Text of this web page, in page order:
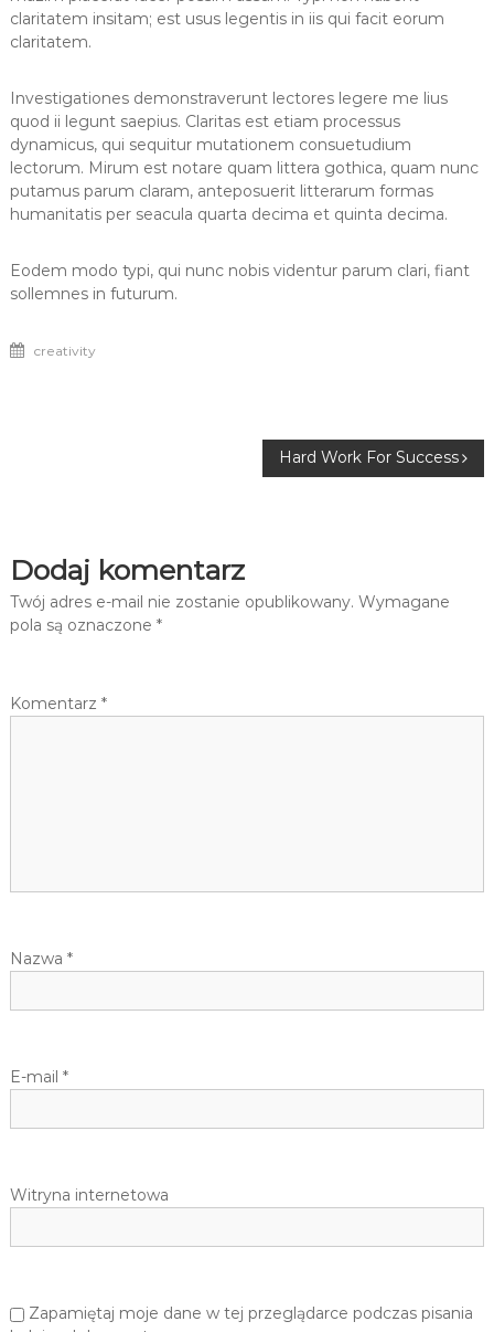
claritatem insitam; est usus legentis in iis qui facit eorum
claritatem.
Investigationes demonstraverunt lectores legere me lius
quod ii legunt saepius. Claritas est etiam processus
dynamicus, qui sequitur mutationem consuetudium
lectorum. Mirum est notare quam littera gothica, quam nunc
putamus parum claram, anteposuerit litterarum formas
humanitatis per seacula quarta decima et quinta decima.
Eodem modo typi, qui nunc nobis videntur parum clari, fiant
sollemnes in futurum.
creativity
Hard Work For Success
Dodaj komentarz
Twój adres e-mail nie zostanie opublikowany. Wymagane
pola są oznaczone *
Komentarz *
Nazwa *
E-mail *
Witryna internetowa
Zapamiętaj moje dane w tej przeglądarce podczas pisania